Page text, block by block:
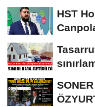
KİŞİ...
HST